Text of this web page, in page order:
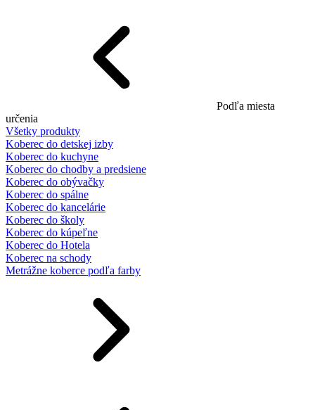
Podľa miesta
určenia
Všetky produkty
Koberec do detskej izby
Koberec do kuchyne
Koberec do chodby a predsiene
Koberec do obývačky
Koberec do spálne
Koberec do kancelárie
Koberec do školy
Koberec do kúpeľne
Koberec do Hotela
Koberec na schody
Metrážne koberce podľa farby